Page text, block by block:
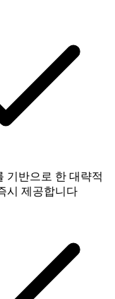
기반으로 한 대략적
시 제공합니다